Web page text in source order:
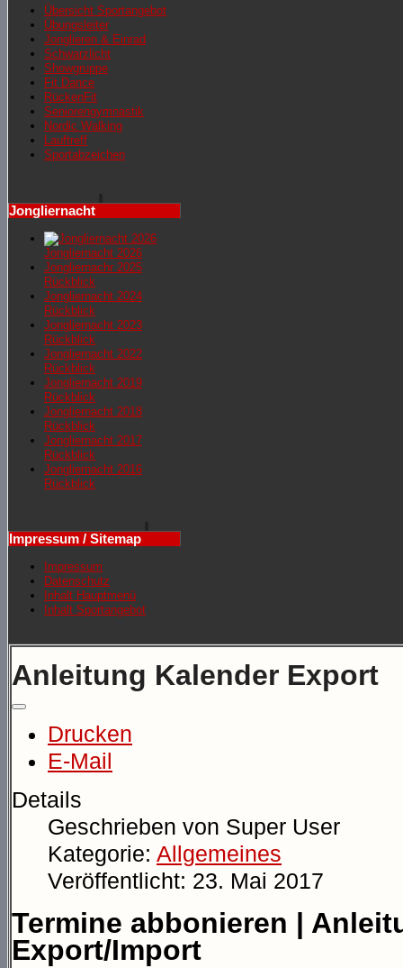
Übersicht Sportangebot
Übungsleiter
Jonglieren & Einrad
Schwarzlicht
Showgruppe
Fit Dance
RückenFit
Seniorengymnastik
Nordic Walking
Lauftreff
Sportabzeichen
Jongliernacht
Jongliernacht 2026
Jongliernachr 2025
Rückblick
Jongliernacht 2024
Rückblick
Jongliernacht 2023
Rückblick
Jongliernacht 2022
Rückblick
Jongliernacht 2019
Rückblick
Jongliernacht 2018
Rückblick
Jongliernacht 2017
Rückblick
Jongliernacht 2016
Rückblick
Impressum / Sitemap
Impressum
Datenschutz
Inhalt Hauptmenü
Inhalt Sportangebot
Anleitung Kalender Export
Drucken
E-Mail
Details
Geschrieben von Super User
Kategorie: Allgemeines
Veröffentlicht: 23. Mai 2017
Termine abbonieren |
Export/Import